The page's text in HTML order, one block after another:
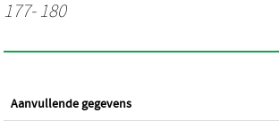
177- 180
Aanvullende gegevens